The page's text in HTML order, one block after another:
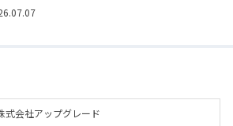
式会社アップグレード